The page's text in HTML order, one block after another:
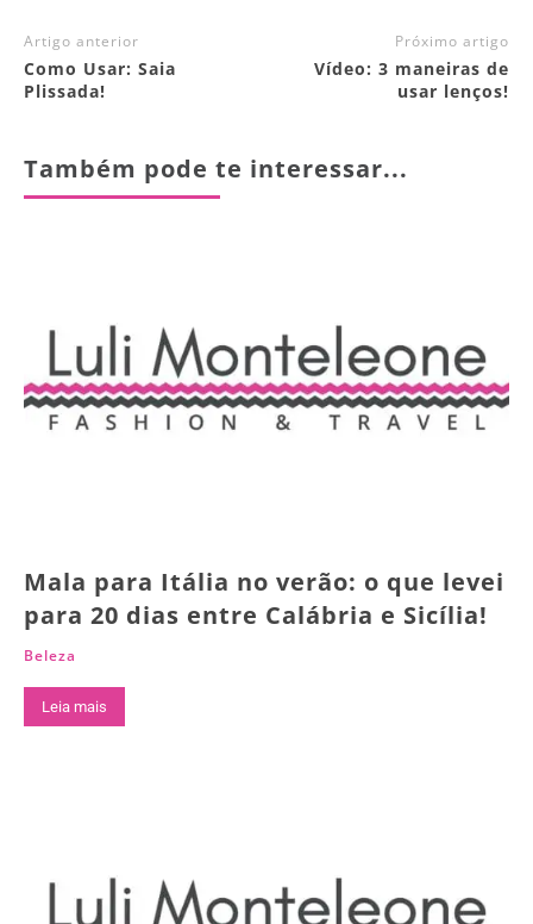
Artigo anterior
Como Usar: Saia
Plissada!
Próximo artigo
Vídeo: 3 maneiras de
usar lenços!
Também pode te interessar...
Mala para Itália no verão: o que levei
para 20 dias entre Calábria e Sicília!
Beleza
Leia mais